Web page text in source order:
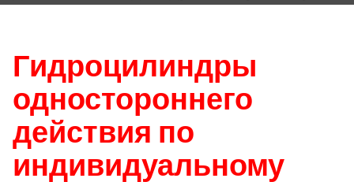
Гидроцилиндры
одностороннего
действия по
индивидуальному